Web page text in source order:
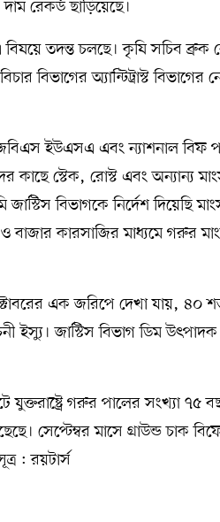
দাম রেকর্ড ছাড়িয়েছে।
তদন্ত চলছে। কৃষি সচিব ব্রুক
বিভাগের অ্যান্টিট্রাস্ট
ইউএসএ এবং ন্যাশনাল বিফ
কাছে স্টেক, রোস্ট এবং অন্যান্য
বিভাগকে নির্দেশ দিয়েছি
বাজার কারসাজির মাধ্যমে গরুর
এক জরিপে দেখা যায়, ৪০
ইস্যু। জাস্টিস বিভাগ ডিম
গরুর পালের সংখ্যা ৭৫
সেপ্টেম্বর মাসে গ্রাউন্ড চাক
: রয়টার্স